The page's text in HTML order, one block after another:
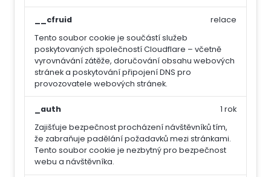
__cfruid
Tento soubor cookie je součástí služeb
poskytovaných společností Cloudflare – včetně
vyrovnávání zátěže, doručování obsahu webových
stránek a poskytování připojení DNS pro
provozovatele webových stránek.
relace
_auth
Zajišťuje bezpečnost procházení návštěvníků tím,
že zabraňuje padělání požadavků mezi stránkami.
Tento soubor cookie je nezbytný pro bezpečnost
webu a návštěvníka.
1 rok